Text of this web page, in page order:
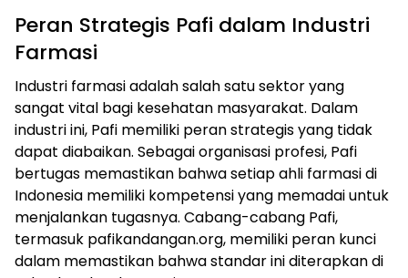
Peran Strategis Pafi dalam Industri
Farmasi
Industri farmasi adalah salah satu sektor yang
sangat vital bagi kesehatan masyarakat. Dalam
industri ini, Pafi memiliki peran strategis yang tidak
dapat diabaikan. Sebagai organisasi profesi, Pafi
bertugas memastikan bahwa setiap ahli farmasi di
Indonesia memiliki kompetensi yang memadai untuk
menjalankan tugasnya. Cabang-cabang Pafi,
termasuk pafikandangan.org, memiliki peran kunci
dalam memastikan bahwa standar ini diterapkan di